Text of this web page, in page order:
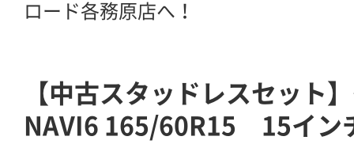
ロード各務原店へ！
【中古スタッドレスセット
NAVI6 165/60R15 15イン